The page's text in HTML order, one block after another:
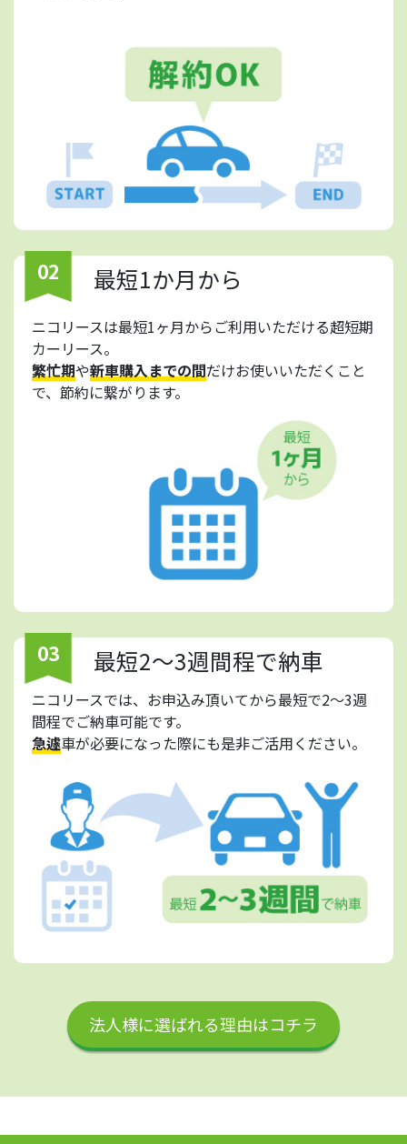
02 最短1か月から
ニコリースは最短1ヶ月からご利用いただける超短期
カーリース。
繁忙期や新車購入までの間だけお使いいただくこと
で、節約に繋がります。
03 最短2～3週間程で納車
ニコリースでは、お申込み頂いてから最短で2～3週
間程でご納車可能です。
急遽車が必要になった際にも是非ご活用ください。
法人様に選ばれる理由はコチラ